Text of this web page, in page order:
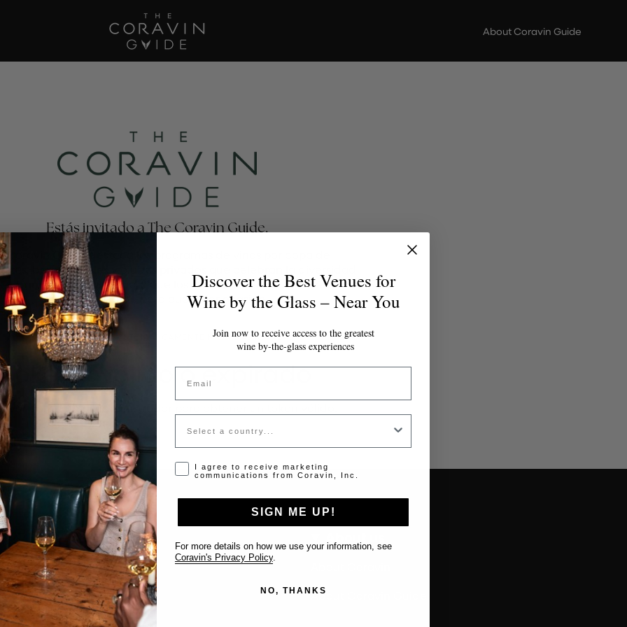
About Coravin Guide
Estás invitado a The Coravin Guide.
Coravin Guide destaca los programas de vinos por copa de
bares, hoteles y clubes privados que celebran la diversidad
del vino, para que los amantes del vino encuentren
la copa perfecta para cualquier ocasión.
~10 MINUTOSGUARDA AUTOMÁTICAMENTE MIENTRAS AVANZAS
Token inválido o expirado
contacta al administrador para obtener un token válido.
Support
Contact us
List Your Venue
FAQ’s
About Coravin Guide
Discover the Best Venues for
Wine by the Glass – Near You
Join now to receive access to the greatest
wine by-the-glass experiences
Email
Country
Opt-in disclaimer
I agree to receive marketing
communications from Coravin, Inc.
SIGN ME UP!
For more details on how we use your information, see
Coravin's Privacy Policy
NO, THANKS